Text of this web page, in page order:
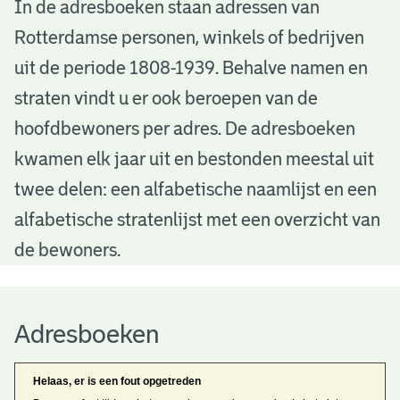
A
d
e
b
o
e
e
In de adresboeken staan adressen van
Rotterdamse personen, winkels of bedrijven
uit de periode 1808-1939. Behalve namen en
straten vindt u er ook beroepen van de
hoofdbewoners per adres. De adresboeken
kwamen elk jaar uit en bestonden meestal uit
twee delen: een alfabetische naamlijst en een
alfabetische stratenlijst met een overzicht van
de bewoners.
Adresboeken
Helaas, er is een fout opgetreden